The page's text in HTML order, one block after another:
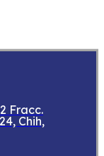
Fracc.
Chih,